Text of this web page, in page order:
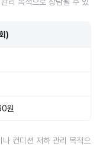
)
원
컨디션 저하 관리 목적으